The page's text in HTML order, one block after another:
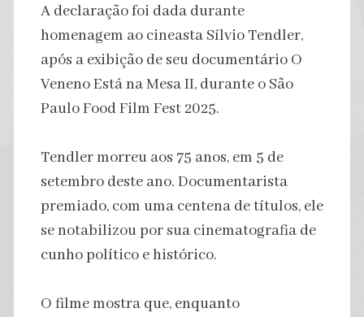
A declaração foi dada durante
homenagem ao cineasta Sílvio Tendler,
após a exibição de seu documentário O
Veneno Está na Mesa II, durante o São
Paulo Food Film Fest 2025.
Tendler morreu aos 75 anos, em 5 de
setembro deste ano. Documentarista
premiado, com uma centena de títulos, ele
se notabilizou por sua cinematografia de
cunho político e histórico.
O filme mostra que, enquanto